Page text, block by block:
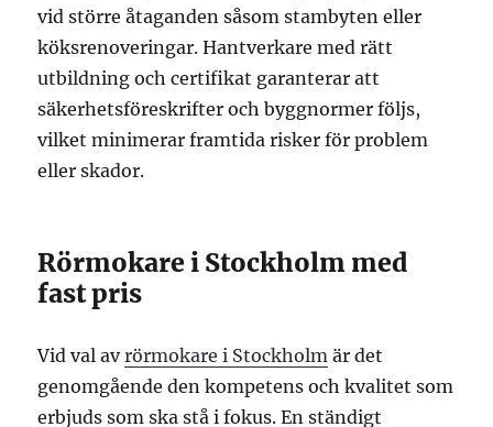
vid större åtaganden såsom stambyten eller
köksrenoveringar. Hantverkare med rätt
utbildning och certifikat garanterar att
säkerhetsföreskrifter och byggnormer följs,
vilket minimerar framtida risker för problem
eller skador.
Rörmokare i Stockholm med
fast pris
Vid val avrörmokare i Stockholm är det
genomgående den kompetens och kvalitet som
erbjuds som ska stå i fokus. En ständigt